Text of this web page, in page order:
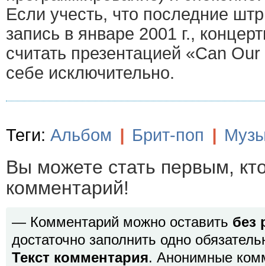
Если учесть, что последние
запись в январе 2001 г.,
считать презентацией «Can
себе исключительно.
Теги: Альбом | Брит-поп |
Вы можете стать первым,
комментарий!
— Комментарий можно оставить без
достаточно заполнить одно
Текст комментария. Анонимные